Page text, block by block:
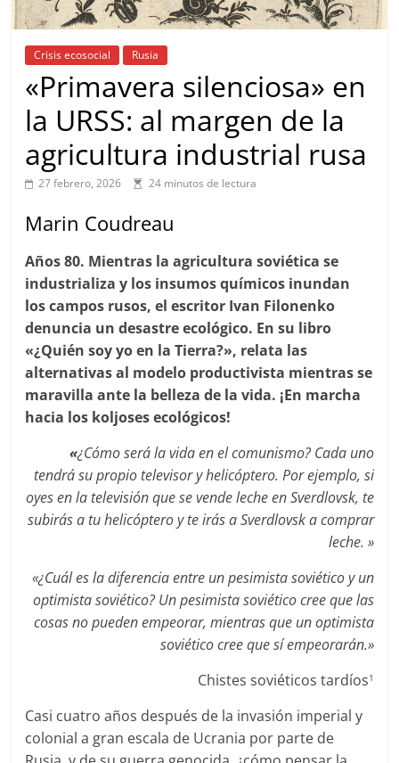
Crisis ecosocial Rusia
«Primavera silenciosa» en
la URSS: al margen de la
agricultura industrial rusa
27 febrero, 2026 24 minutos de lectura
Marin Coudreau
Años 80. Mientras la agricultura soviética se
industrializa y los insumos químicos inundan
los campos rusos, el escritor Ivan Filonenko
denuncia un desastre ecológico. En su libro
«¿Quién soy yo en la Tierra?», relata las
alternativas al modelo productivista mientras se
maravilla ante la belleza de la vida. ¡En marcha
hacia los koljoses ecológicos!
«¿Cómo será la vida en el comunismo? Cada uno
tendrá su propio televisor y helicóptero. Por ejemplo, si
oyes en la televisión que se vende leche en Sverdlovsk, te
subirás a tu helicóptero y te irás a Sverdlovsk a comprar
leche. »
«¿Cuál es la diferencia entre un pesimista soviético y un
optimista soviético? Un pesimista soviético cree que las
cosas no pueden empeorar, mientras que un optimista
soviético cree que sí empeorarán.»
Chistes soviéticos tardíos1
Casi cuatro años después de la invasión imperial y
colonial a gran escala de Ucrania por parte de